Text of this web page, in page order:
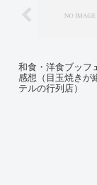
和食・洋食ブッフ
感想（目玉焼きが
テルの行列店）